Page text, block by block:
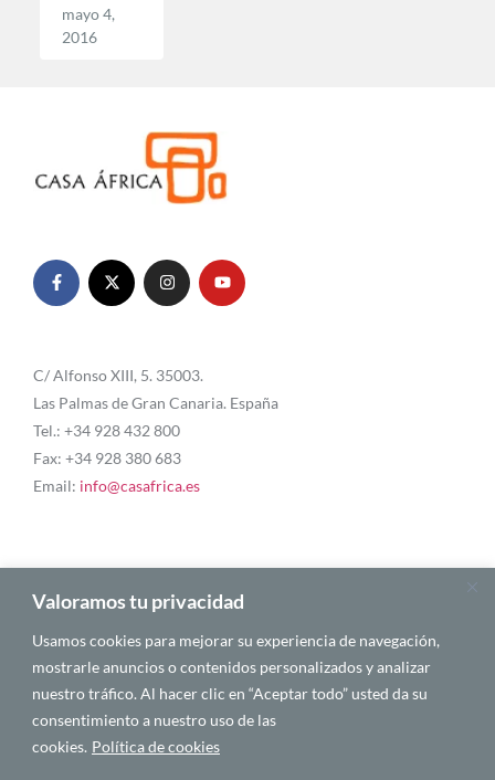
Valoramos tu privacidad
Usamos cookies para mejorar su experiencia de navegación,
mostrarle anuncios o contenidos personalizados y analizar
nuestro tráfico. Al hacer clic en “Aceptar todo” usted da su
consentimiento a nuestro uso de las
cookies. Política de cookies
mayo 4,
2016
C/ Alfonso XIII, 5. 35003.
Las Palmas de Gran Canaria. España
Tel.: +34 928 432 800
Fax: +34 928 380 683
Email: info@casafrica.es
Blog
Quiénes somos
Autores
Español